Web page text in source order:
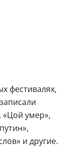
фестивалях,
умер»,
и другие.